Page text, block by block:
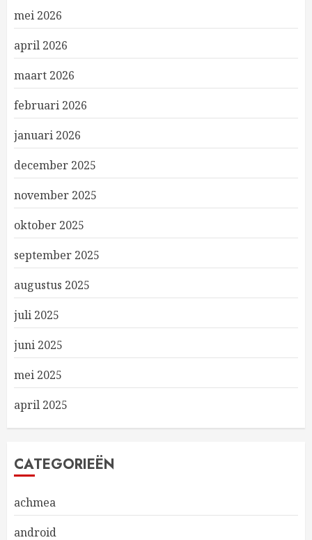
mei 2026
april 2026
maart 2026
februari 2026
januari 2026
december 2025
november 2025
oktober 2025
september 2025
augustus 2025
juli 2025
juni 2025
mei 2025
april 2025
CATEGORIEËN
achmea
android